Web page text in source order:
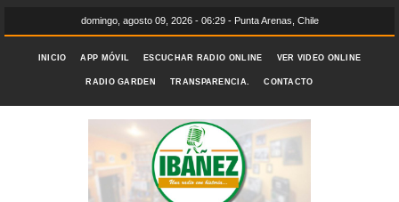
domingo, agosto 09, 2026 - 06:29 - Punta Arenas, Chile
INICIO APP MÓVIL ESCUCHAR RADIO ONLINE VER VIDEO ONLINE
RADIO GARDEN TRANSPARENCIA. CONTACTO